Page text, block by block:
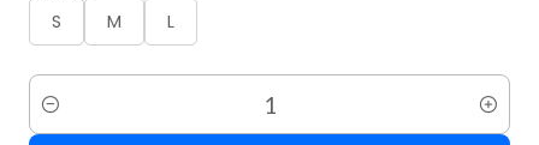
S M L
Cantidad